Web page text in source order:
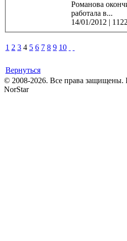
Романова
работала в...
14/01/2012 |
1 2 3 4 5 6 7 8 9 10
Вернуться
© 2008-2026. Все права защищены.
NorStar